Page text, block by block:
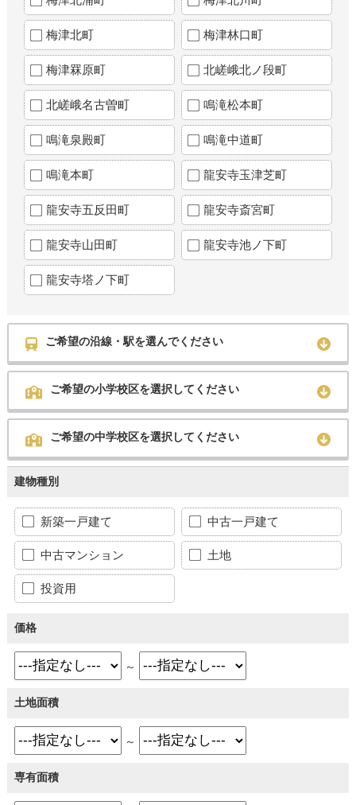
梅津北町 梅津林口町
梅津罧原町 北嵯峨北ノ段町
北嵯峨名古曽町 鳴滝松本町
鳴滝泉殿町 鳴滝中道町
鳴滝本町 龍安寺玉津芝町
龍安寺五反田町 龍安寺斎宮町
龍安寺山田町 龍安寺池ノ下町
龍安寺塔ノ下町
ご希望の沿線・駅を選んでください
ご希望の小学校区を選択してください
ご希望の中学校区を選択してください
建物種別
新築一戸建て 中古一戸建て
中古マンション 土地
投資用
価格
～
土地面積
～
専有面積